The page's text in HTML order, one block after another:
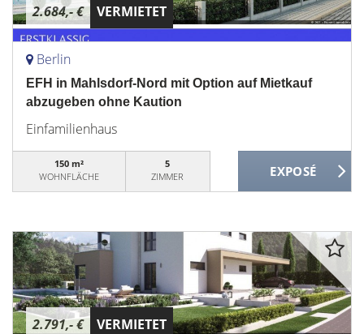
2.684,- € VERMIETET
Berlin
EFH in Mahlsdorf-Nord mit Option auf Mietkauf
abzugeben ohne Kaution
Einfamilienhaus
150 m²
WOHNFLÄCHE
5
ZIMMER
2.791,- € VERMIETET